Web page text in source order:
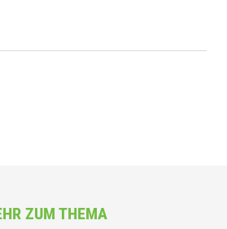
ZUM THEMA